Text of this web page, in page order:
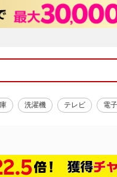
洗濯機 テレビ 電